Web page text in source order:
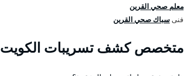
معلم صحي القرين
فنىسباك صحي القرين
متخصص كشف تسريبات الكويت